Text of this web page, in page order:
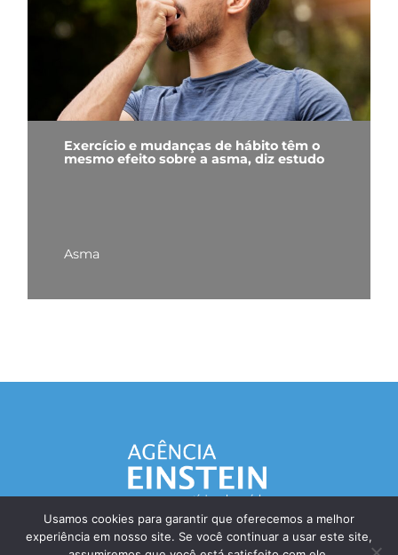
Exercício e mudanças de hábito têm o
mesmo efeito sobre a asma, diz estudo
Asma
Responsável Técnico: Dr. Eliezer Silva - CRM: 85148-SP
Usamos cookies para garantir que oferecemos a melhor
experiência em nosso site. Se você continuar a usar este site,